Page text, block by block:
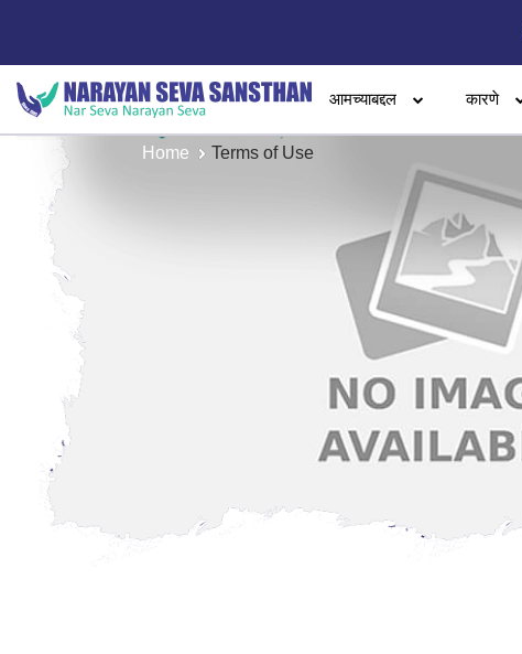
आमच्याबद्दल कारणे
Home Terms of Use